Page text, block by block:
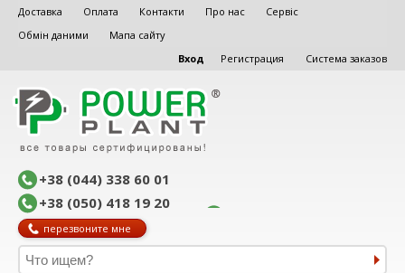
Доставка Оплата Контакти Про нас
Сервіс
Обмін даними
Мапа сайту
Вход
Регистрация Система заказов
+38 (044) 338 60 01
+38 (050) 418 19 20
перезвоните мне